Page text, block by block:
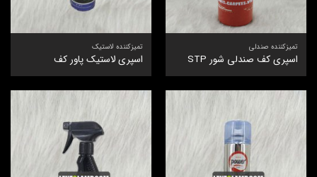
تمیزکننده صندلی
اسپری کف صندلی شور STP
تمیزکننده لاستیک
اسپری لاستیک پاور کف